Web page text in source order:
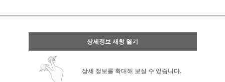
상세정보 새창 열기
상세 정보를 확대해 보실 수 있습니다.